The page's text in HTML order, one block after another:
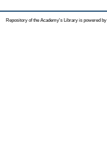
Repository of the Academy's Library is powered by